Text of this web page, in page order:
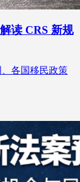
读 CRS 新规
各国移民政策